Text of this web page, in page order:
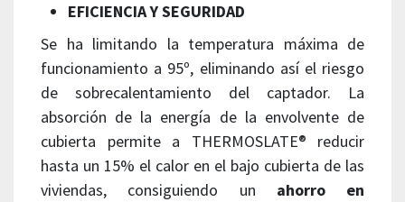
EFICIENCIA Y SEGURIDAD
Se ha limitando la temperatura máxima de
funcionamiento a 95º, eliminando así el riesgo
de sobrecalentamiento del captador. La
absorción de la energía de la envolvente de
cubierta permite a THERMOSLATE® reducir
hasta un 15% el calor en el bajo cubierta de las
viviendas, consiguiendo un ahorro en